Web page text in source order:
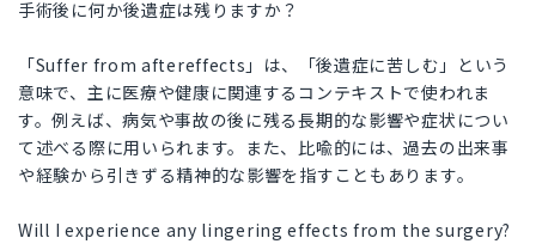
手術後に何か後遺症は残りますか？
「Suffer from aftereffects」は、「後遺症に苦しむ」という
意味で、主に医療や健康に関連するコンテキストで使われま
す。例えば、病気や事故の後に残る長期的な影響や症状につい
て述べる際に用いられます。また、比喩的には、過去の出来事
や経験から引きずる精神的な影響を指すこともあります。
Will I experience any lingering effects from the surgery?